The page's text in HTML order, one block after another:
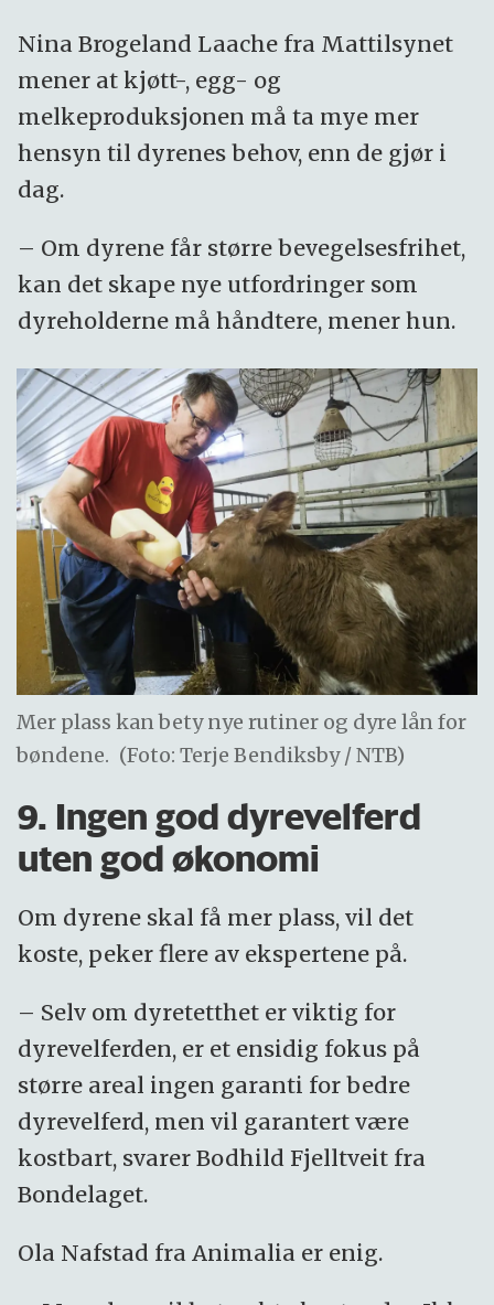
Nina Brogeland Laache fra Mattilsynet
mener at kjøtt-, egg- og
melkeproduksjonen må ta mye mer
hensyn til dyrenes behov, enn de gjør i
dag.
– Om dyrene får større bevegelsesfrihet,
kan det skape nye utfordringer som
dyreholderne må håndtere, mener hun.
Mer plass kan bety nye rutiner og dyre lån for
bøndene. (Foto: Terje Bendiksby / NTB)
9. Ingen god dyrevelferd
uten god økonomi
Om dyrene skal få mer plass, vil det
koste, peker flere av ekspertene på.
– Selv om dyretetthet er viktig for
dyrevelferden, er et ensidig fokus på
større areal ingen garanti for bedre
dyrevelferd, men vil garantert være
kostbart, svarer Bodhild Fjelltveit fra
Bondelaget.
Ola Nafstad fra Animalia er enig.